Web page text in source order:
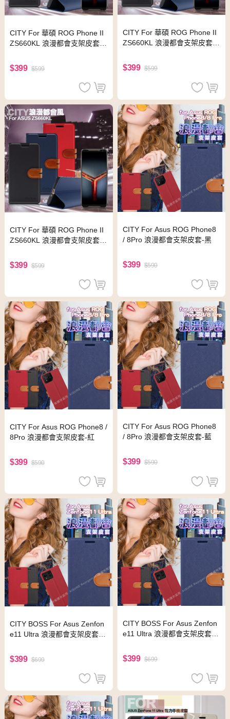
CITY For 華碩 ROG Phone II
ZS660KL 浪漫都會支架皮套-
$399 $599
CITY For 華碩 ROG Phone II
ZS660KL 浪漫都會支架皮套-
$399 $599
CITY For 華碩 ROG Phone II
ZS660KL 浪漫都會支架皮套-
$399 $599
CITY For Asus ROG Phone8
/ 8Pro 浪漫都會支架皮套-黑
$399 $590
CITY For Asus ROG Phone8 /
8Pro 浪漫都會支架皮套-紅
$399 $590
CITY For Asus ROG Phone8
/ 8Pro 浪漫都會支架皮套-藍
$399 $590
CITY BOSS For Asus Zenfon
e11 Ultra 浪漫都會支架皮套-
$399 $699
CITY BOSS For Asus Zenfon
e11 Ultra 浪漫都會支架皮套-
$399 $699